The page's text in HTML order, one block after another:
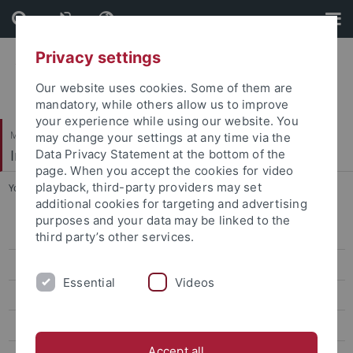
Skip
to
content
Skip
to
footer
Mathematisch-Naturwissenschaftliche Fakultät
Institut für Organische Chemie
You are here: Startseite ... Abschlussarbeiten
Group Members
Publication List
Privacy settings
Our website uses cookies. Some of them are
mandatory, while others allow us to improve
your experience while using our website. You
may change your settings at any time via the
Data Privacy Statement at the bottom of the
page. When you accept the cookies for video
playback, third-party providers may set
additional cookies for targeting and advertising
purposes and your data may be linked to the
third party’s other services.
Essential Videos